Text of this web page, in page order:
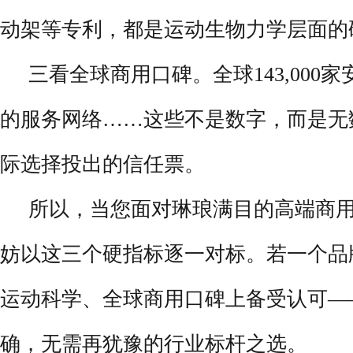
动架等专利，都是运动生物力学层面
三看全球商用口碑。全球143,000家
的服务网络……这些不是数字，而是无
际选择投出的信任票。
所以，当您面对琳琅满目的高端商
妨以这三个硬指标逐一对标。若一个
运动科学、全球商用口碑上备受认可
确，无需再犹豫的行业标杆之选。